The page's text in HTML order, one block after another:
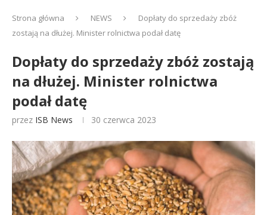
Strona główna NEWS
Dopłaty do sprzedaży zbóż
zostają na dłużej. Minister rolnictwa podał datę
Dopłaty do sprzedaży zbóż zostają
na dłużej. Minister rolnictwa
podał datę
przez ISB News 30 czerwca 2023